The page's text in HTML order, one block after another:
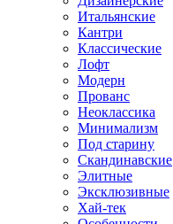
Итальянские
Кантри
Классические
Лофт
Модерн
Прованс
Неоклассика
Минимализм
Под старину
Скандинавские
Элитные
Эксклюзивные
Хай-тек